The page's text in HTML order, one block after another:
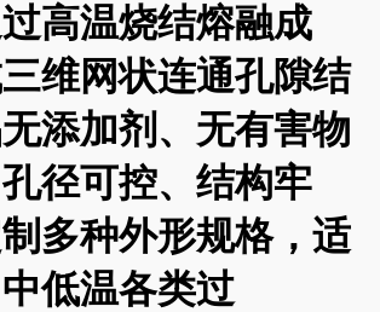
高温烧结熔融成
维网状连通孔隙结
添加剂、无有害物
径可控、结构牢
多种外形规格，适
低温各类过